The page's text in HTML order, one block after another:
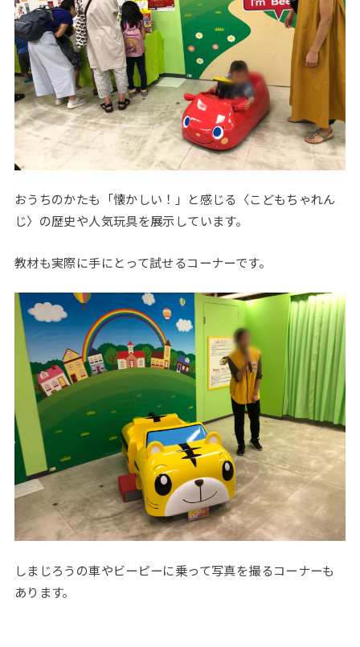
おうちのかたも「懐かしい！」と感じる〈こどもちゃれん
じ〉の歴史や人気玩具を展示しています。
教材も実際に手にとって試せるコーナーです。
しまじろうの車やビーピーに乗って写真を撮るコーナーも
あります。